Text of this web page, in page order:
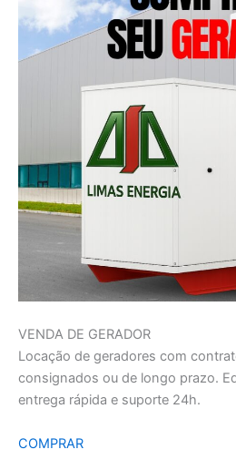
VENDA DE GERADOR
Locação de geradores com
consignados ou de longo prazo.
entrega rápida e suporte 24h.
COMPRAR